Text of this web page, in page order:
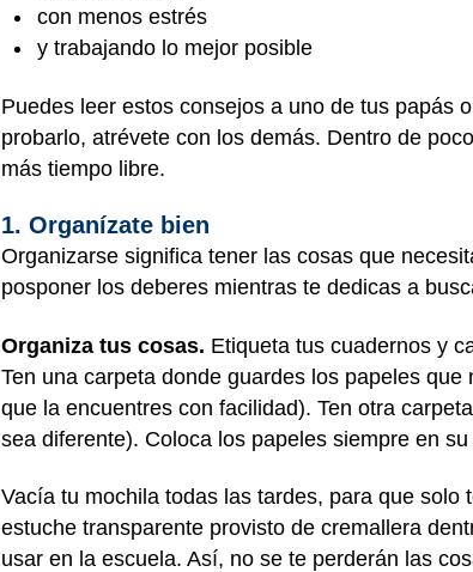
con menos estrés
y trabajando lo mejor posible
Puedes leer estos consejos a uno de tus papás
probarlo, atrévete con los demás. Dentro de
más tiempo libre.
1. Organízate bien
Organizarse significa tener las cosas que
posponer los deberes mientras te dedicas a
Organiza tus cosas. Etiqueta tus cuadernos y
Ten una carpeta donde guardes los papeles
que la encuentres con facilidad). Ten otra
sea diferente). Coloca los papeles siempre en
Vacía tu mochila todas las tardes, para que
estuche transparente provisto de cremallera
usar en la escuela. Así, no se te perderán las